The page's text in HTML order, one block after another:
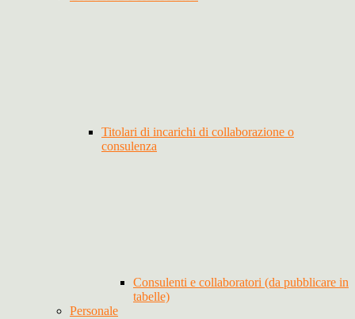
Titolari di incarichi di collaborazione o
consulenza
Consulenti e collaboratori (da pubblicare in
tabelle)
Personale